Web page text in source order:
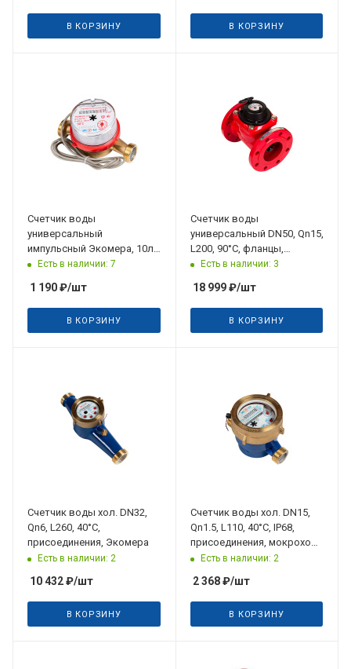
В КОРЗИНУ В КОРЗИНУ
Счетчик воды
универсальный
импульсный Экомера, 10л/
имп, DN15, Qn1.5, L110, 90°C,
Есть в наличии: 7
1 190₽/шт
В КОРЗИНУ
Счетчик воды
универсальный DN50, Qn15,
L200, 90°C, фланцы,
Экомера
Есть в наличии: 3
18 999₽/шт
В КОРЗИНУ
Счетчик воды хол. DN32,
Qn6, L260, 40°C,
присоединения, Экомера
Есть в наличии: 2
10 432₽/шт
В КОРЗИНУ
Счетчик воды хол. DN15,
Qn1.5, L110, 40°C, IP68,
присоединения, мокроход,
Экомера
Есть в наличии: 2
2 368₽/шт
В КОРЗИНУ